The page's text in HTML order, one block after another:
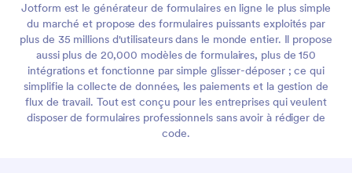
Jotform est le générateur de formulaires en ligne le plus simple
du marché et propose des formulaires puissants exploités par
plus de 35 millions d'utilisateurs dans le monde entier. Il propose
aussi plus de 20,000 modèles de formulaires, plus de 150
intégrations et fonctionne par simple glisser-déposer ; ce qui
simplifie la collecte de données, les paiements et la gestion de
flux de travail. Tout est conçu pour les entreprises qui veulent
disposer de formulaires professionnels sans avoir à rédiger de
code.